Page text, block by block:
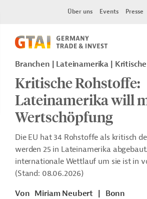
Über uns Events Presse
Branchen | Lateinamerika |
Kritische Rohstoffe:
Lateinamerika will
Wertschöpfung
Die EU hat 34 Rohstoffe als kritisch
werden 25 in Lateinamerika
internationale Wettlauf um sie ist in
(Stand: 08.06.2026)
Von Miriam Neubert Bonn